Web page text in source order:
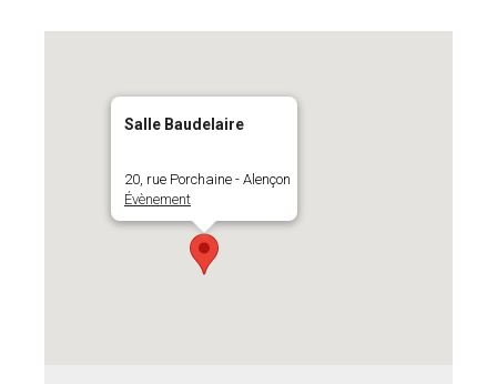
Salle Baudelaire
20, rue Porchaine - Alençon
Évènement